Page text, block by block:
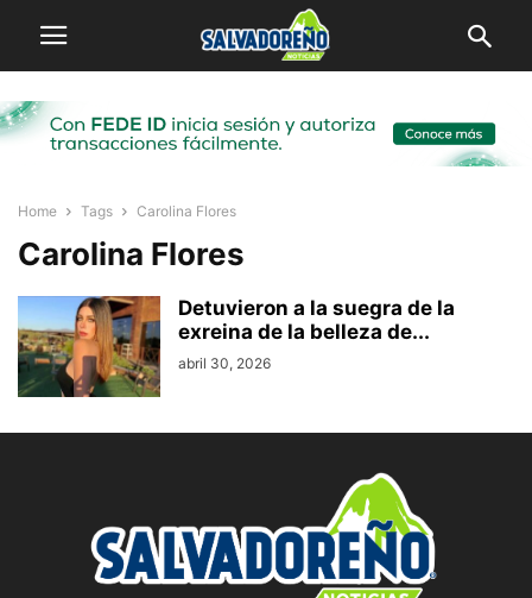
Home Tags Carolina Flores
Carolina Flores
Detuvieron a la suegra de la
exreina de la belleza de...
abril 30, 2026